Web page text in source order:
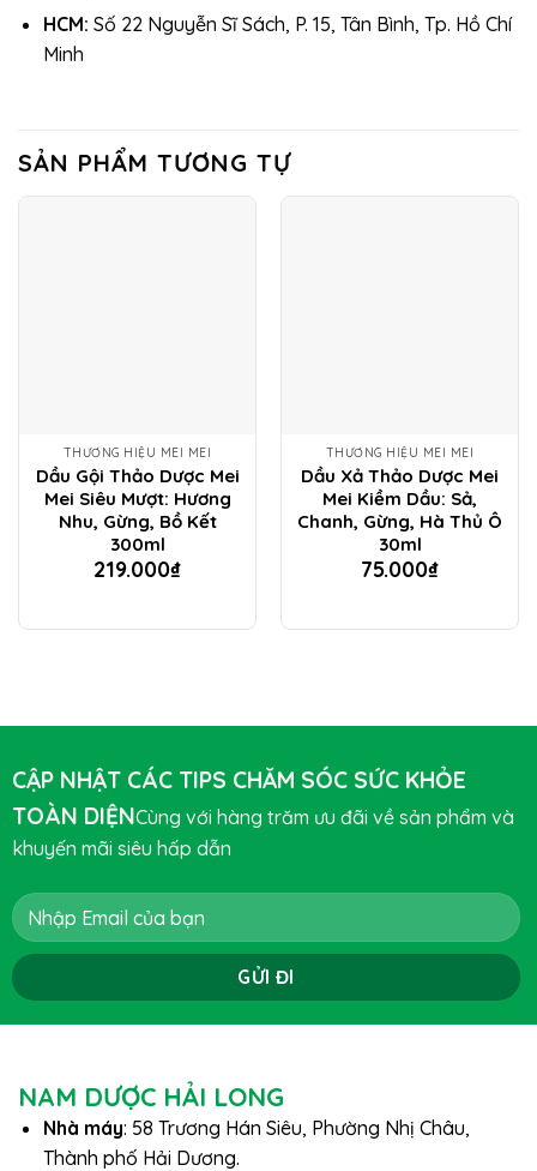
HCM: Số 22 Nguyễn Sĩ Sách, P. 15, Tân Bình, Tp. Hồ Chí
Minh
SẢN PHẨM TƯƠNG TỰ
THƯƠNG HIỆU MEI MEI
Dầu Gội Thảo Dược Mei
Mei Siêu Mượt: Hương
Nhu, Gừng, Bồ Kết
300ml
219.000₫
THƯƠNG HIỆU MEI MEI
Dầu Xả Thảo Dược Mei
Mei Kiềm Dầu: Sả,
Chanh, Gừng, Hà Thủ Ô
30ml
75.000₫
CẬP NHẬT CÁC TIPS CHĂM SÓC SỨC KHỎE
TOÀN DIỆNCùng với hàng trăm ưu đãi về sản phẩm và
khuyến mãi siêu hấp dẫn
NAM DƯỢC HẢI LONG
Nhà máy: 58 Trương Hán Siêu, Phường Nhị Châu,
Thành phố Hải Dương.